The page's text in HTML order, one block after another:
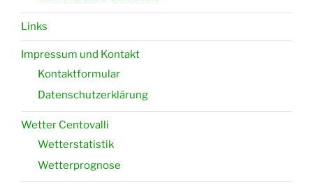
Links
Impressum und Kontakt
Kontaktformular
Datenschutzerklärung
Wetter Centovalli
Wetterstatistik
Wetterprognose